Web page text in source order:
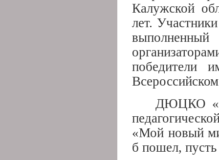
Калужской
лет.
выполненный
победители
ДЮЦКО
«Мой новый
б пошел,